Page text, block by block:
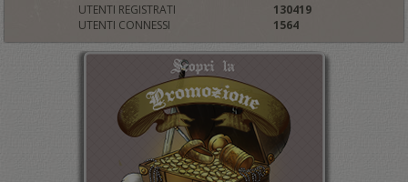
UTENTI REGISTRATI
130419
UTENTI CONNESSI
1564